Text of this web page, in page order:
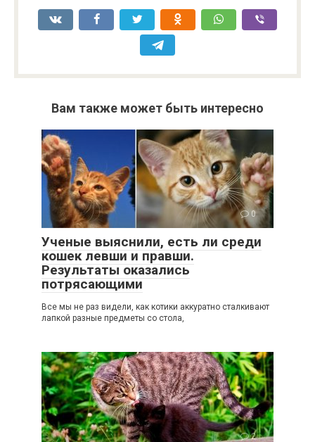
Вам также может быть интересно
0
Ученые выяснили, есть ли среди
кошек левши и правши.
Результаты оказались
потрясающими
Все мы не раз видели, как котики аккуратно сталкивают
лапкой разные предметы со стола,
2